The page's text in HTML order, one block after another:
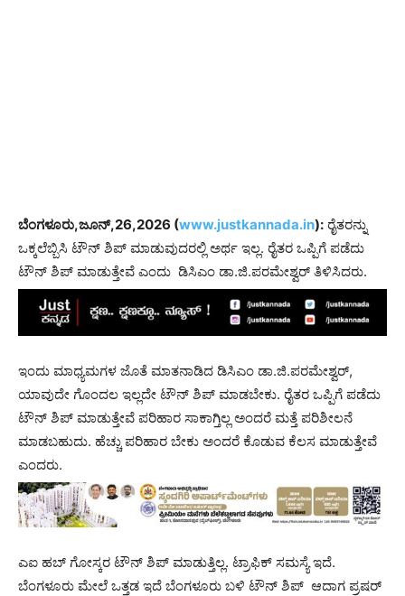
ಬೆಂಗಳೂರು,ಜೂನ್,26,2026 (www.justkannada.in): ರೈತರನ್ನು
ಒಕ್ಕಲೆಬ್ಬಿಸಿ ಟೌನ್ ಶಿಪ್ ಮಾಡುವುದರಲ್ಲಿ ಅರ್ಥ ಇಲ್ಲ. ರೈತರ ಒಪ್ಪಿಗೆ ಪಡೆದು
ಟೌನ್ ಶಿಪ್ ಮಾಡುತ್ತೇವೆ ಎಂದು ಡಿಸಿಎಂ ಡಾ.ಜಿ.ಪರಮೇಶ್ವರ್ ತಿಳಿಸಿದರು.
ಇಂದು ಮಾಧ್ಯಮಗಳ ಜೊತೆ ಮಾತನಾಡಿದ ಡಿಸಿಎಂ ಡಾ.ಜಿ.ಪರಮೇಶ್ವರ್,
ಯಾವುದೇ ಗೊಂದಲ ಇಲ್ಲದೇ ಟೌನ್ ಶಿಪ್ ಮಾಡಬೇಕು. ರೈತರ ಒಪ್ಪಿಗೆ ಪಡೆದು
ಟೌನ್ ಶಿಪ್ ಮಾಡುತ್ತೇವೆ ಪರಿಹಾರ ಸಾಕಾಗ್ತಿಲ್ಲ ಅಂದರೆ ಮತ್ತೆ ಪರಿಶೀಲನೆ
ಮಾಡಬಹುದು. ಹೆಚ್ಚು ಪರಿಹಾರ ಬೇಕು ಅಂದರೆ ಕೊಡುವ ಕೆಲಸ ಮಾಡುತ್ತೇವೆ
ಎಂದರು.
ಎಐ ಹಬ್ ಗೋಸ್ಕರ ಟೌನ್ ಶಿಪ್ ಮಾಡುತ್ತಿಲ್ಲ. ಟ್ರಾಫಿಕ್ ಸಮಸ್ಯೆ ಇದೆ.
ಬೆಂಗಳೂರು ಮೇಲೆ ಒತ್ತಡ ಇದೆ ಬೆಂಗಳೂರು ಬಳಿ ಟೌನ್ ಶಿಪ್ ಆದಾಗ ಪ್ರಷರ್